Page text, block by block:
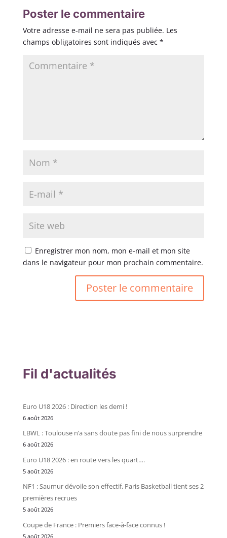
Poster le commentaire
Votre adresse e-mail ne sera pas publiée. Les
champs obligatoires sont indiqués avec *
Enregistrer mon nom, mon e-mail et mon site
dans le navigateur pour mon prochain commentaire.
Fil d'actualités
Euro U18 2026 : Direction les demi !
6 août 2026
LBWL : Toulouse n’a sans doute pas fini de nous surprendre
6 août 2026
Euro U18 2026 : en route vers les quart….
5 août 2026
NF1 : Saumur dévoile son effectif, Paris Basketball tient ses 2
premières recrues
5 août 2026
Coupe de France : Premiers face-à-face connus !
5 août 2026